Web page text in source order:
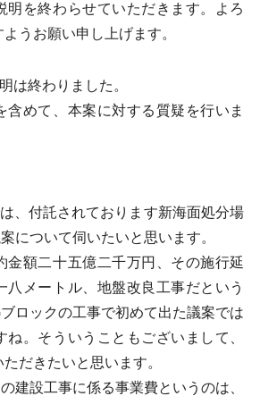
明を終わらせていただきます。よろ
うお願い申し上げます。
終わりました。
めて、本案に対する質疑を行いま
、付託されております新海面処分場
について伺いたいと思います。
額二十五億二千万円、その施行延
八メートル、地盤改良工事だという
ロックの工事で初めて出た議案では
ね。そういうこともございまして、
だきたいと思います。
建設工事に係る事業費というのは、